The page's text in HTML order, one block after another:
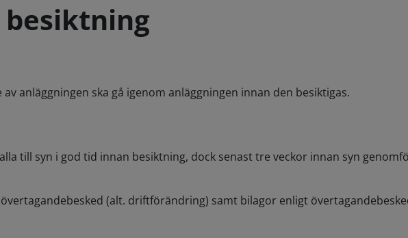
besiktning
anläggningen ska gå igenom anläggningen innan den besiktigas.
till syn i god tid innan besiktning, dock senast tre veckor innan syn
(alt. driftförändring) samt bilagor enligt